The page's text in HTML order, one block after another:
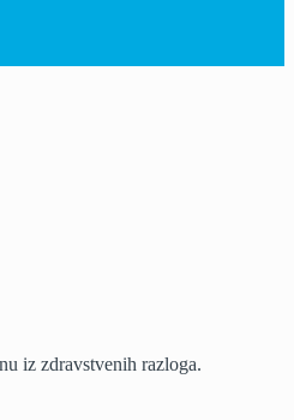
iz zdravstvenih razloga.